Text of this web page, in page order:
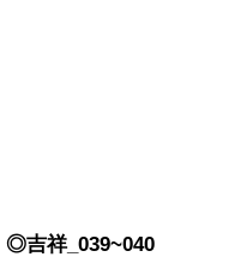
◎吉祥_039~040